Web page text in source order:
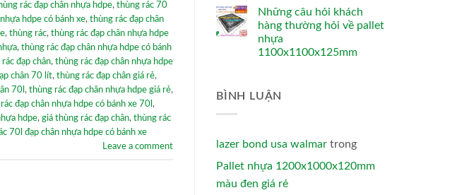
rác đạp chân nhựa hdpe, thùng rác 70
hdpe có bánh xe, thùng rác đạp chân
, thùng rác, thùng rác đạp chân nhựa hdpe
, thùng rác đạp chân nhựa hdpe có bánh
đạp chân, thùng rác đạp chân nhựa hdpe
chân 70 lít, thùng rác đạp chân giá rẻ,
70l , thùng rác đạp chân nhựa hdpe giá rẻ,
đạp chân nhựa hdpe có bánh xe 70l ,
hdpe, giá thùng rác đạp chân, thùng rác
70l đạp chân nhựa hdpe có bánh xe
Leave a comment
Những câu hỏi khách
hàng thường hỏi về pallet
nhựa
1100x1100x125mm
BÌNH LUẬN
lazer bond usa walmar trong
Pallet nhựa 1200x1000x120mm
màu đen giá rẻ